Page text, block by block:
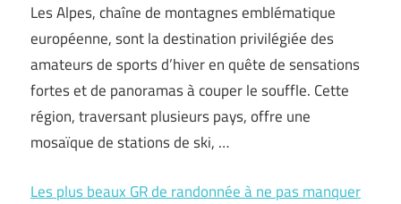
Les Alpes, chaîne de montagnes emblématique
européenne, sont la destination privilégiée des
amateurs de sports d’hiver en quête de sensations
fortes et de panoramas à couper le souffle. Cette
région, traversant plusieurs pays, offre une
mosaïque de stations de ski, …
Les plus beaux GR de randonnée à ne pas manquer